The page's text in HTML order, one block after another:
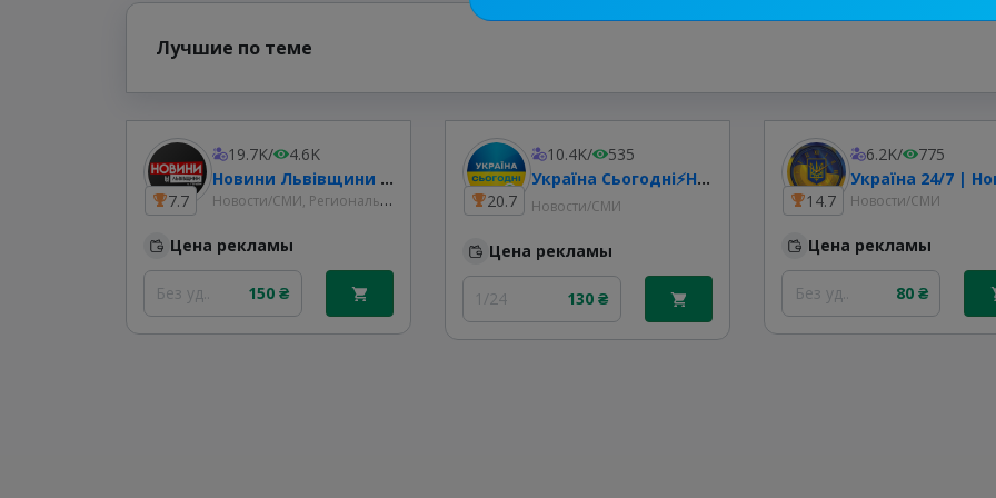
Лучшие по теме
7.7
19.7K/
4.6K
Новини Львівщини та України
Новости/СМИ, Региональные
Цена рекламы
Без уд.. 150 ₴
20.7
10.4K/
535
Україна Сьогодні⚡️Новини
Новости/СМИ
Цена рекламы
1/24 130 ₴
14.7
6.2K/
775
Новости/СМИ
Цена рекламы
Без уд.. 80 ₴